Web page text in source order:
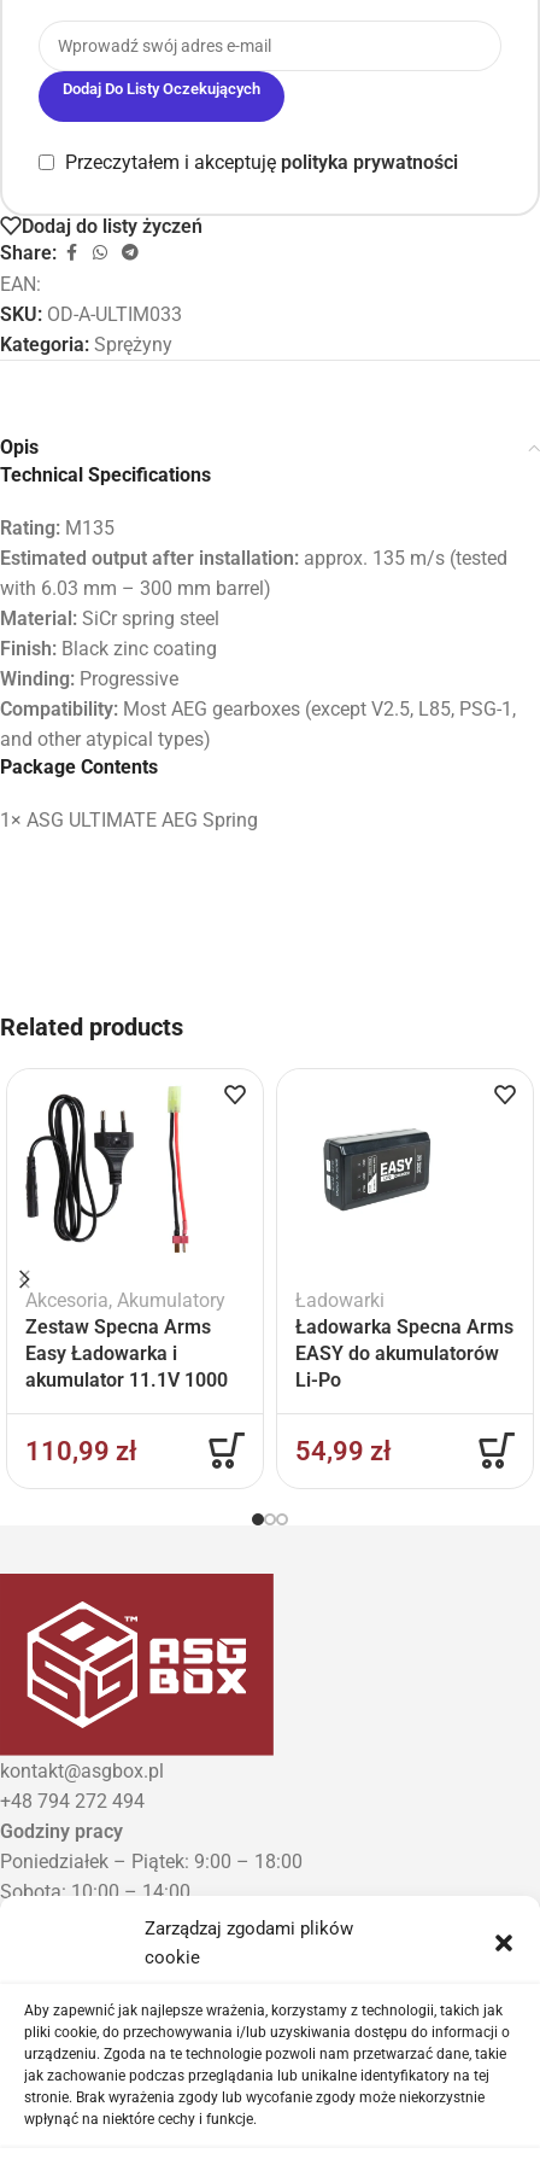
Zarządzaj zgodami plików
cookie
Aby zapewnić jak najlepsze wrażenia, korzystamy z technologii, takich jak
pliki cookie, do przechowywania i/lub uzyskiwania dostępu do informacji o
urządzeniu. Zgoda na te technologie pozwoli nam przetwarzać dane, takie
jak zachowanie podczas przeglądania lub unikalne identyfikatory na tej
stronie. Brak wyrażenia zgody lub wycofanie zgody może niekorzystnie
wpłynąć na niektóre cechy i funkcje.
Dodaj Do Listy Oczekujących
Przeczytałem i akceptuję polityka prywatności
Dodaj do listy życzeń
Share:
EAN:
SKU: OD-A-ULTIM033
Kategoria: Sprężyny
Opis
Technical Specifications
Rating: M135
Estimated output after installation: approx. 135 m/s (tested
with 6.03 mm – 300 mm barrel)
Material: SiCr spring steel
Finish: Black zinc coating
Winding: Progressive
Compatibility: Most AEG gearboxes (except V2.5, L85, PSG-1,
and other atypical types)
Package Contents
1× ASG ULTIMATE AEG Spring
Related products
Akcesoria, Akumulatory
Zestaw Specna Arms
Easy Ładowarka i
akumulator 11.1V 1000
110,99 zł
Ładowarki
Ładowarka Specna Arms
EASY do akumulatorów
Li-Po
54,99 zł
kontakt@asgbox.pl
+48 794 272 494
Godziny pracy
Poniedziałek – Piątek: 9:00 – 18:00
Sobota: 10:00 – 14:00
Niedziela: Zamknięte
Punkt Odbioru zamówień
Proszę o wcześniejszy kontakt telefoniczny
Sklep airsoftowy i serwis replik ASG